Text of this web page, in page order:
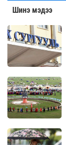
Шинэ мэдээ